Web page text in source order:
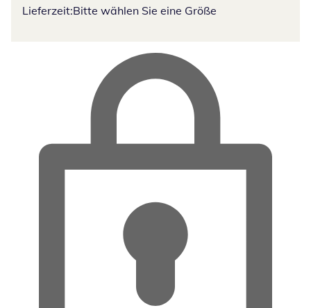
Lieferzeit:Bitte wählen Sie eine Größe